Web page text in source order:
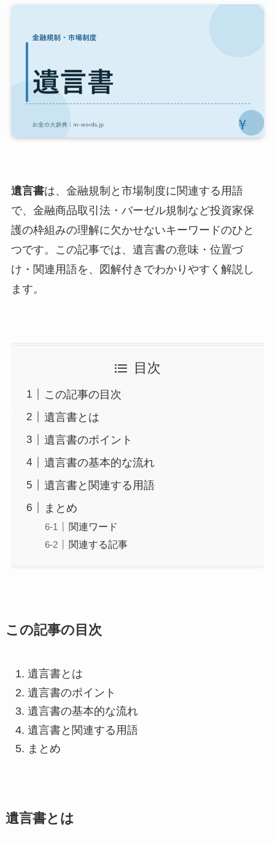
遺言書は、金融規制と市場制度に関連する用語
で、金融商品取引法・バーゼル規制など投資家保
護の枠組みの理解に欠かせないキーワードのひと
つです。この記事では、遺言書の意味・位置づ
け・関連用語を、図解付きでわかりやすく解説し
ます。
目次
この記事の目次
遺言書とは
遺言書のポイント
遺言書の基本的な流れ
遺言書と関連する用語
まとめ
関連ワード
関連する記事
この記事の目次
遺言書とは
遺言書のポイント
遺言書の基本的な流れ
遺言書と関連する用語
まとめ
遺言書とは